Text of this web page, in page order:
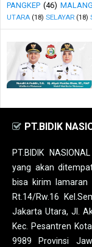
PANGKEP (46) MALANG
UTARA (18) SELAYAR (18)
PT.BIDIK
PT.BIDIK
yang akan
bisa kirim lamaran
Rt.14/Rw.16
Jakarta Utara, Jl.
Kec. Pesantren
9989 Provinsi